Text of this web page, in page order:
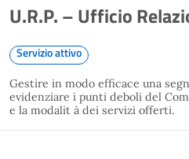
U.R.P. – Ufficio
Servizio attivo
Gestire in modo efficace una
evidenziare i punti deboli del
e la modalit à dei servizi offerti.